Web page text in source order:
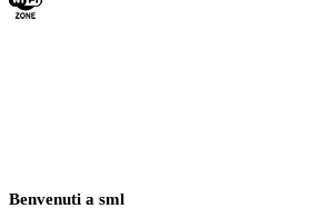
Benvenuti a sml